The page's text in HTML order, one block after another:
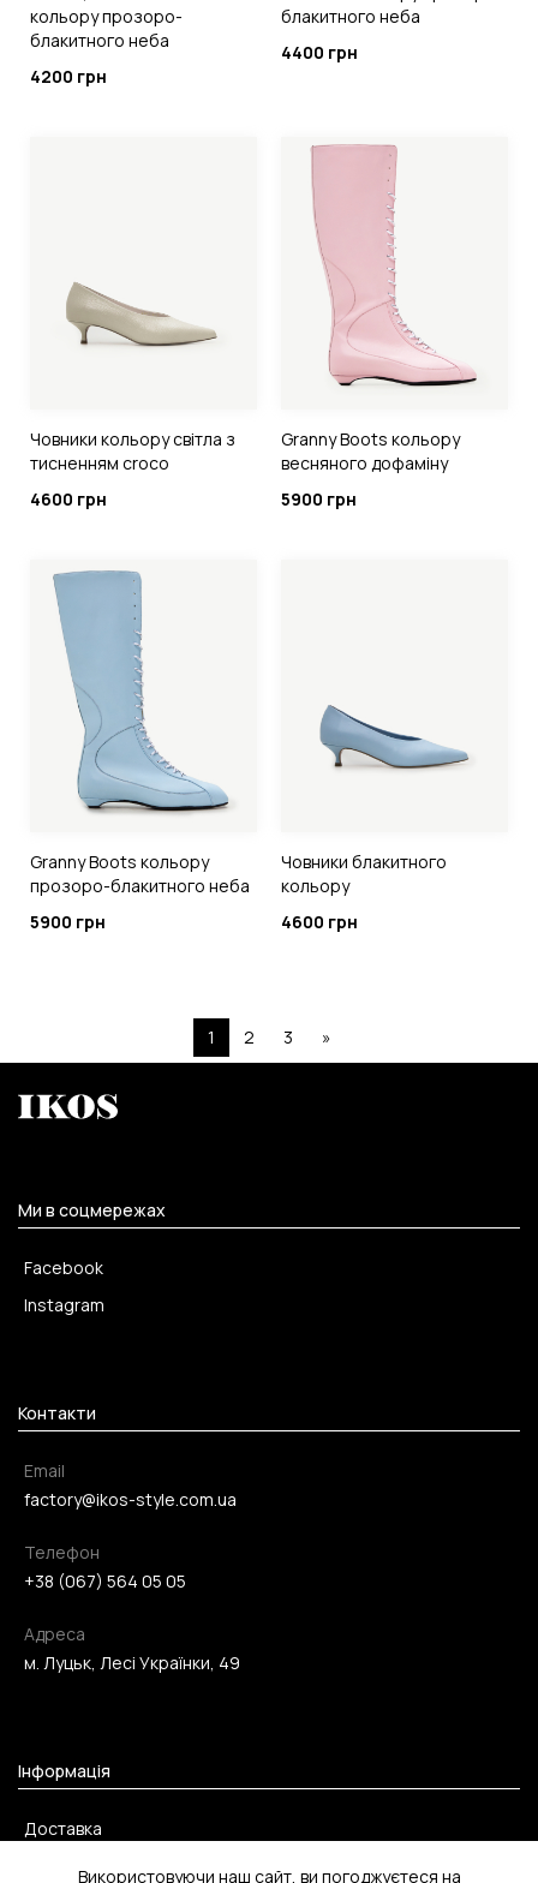
кольору прозоро-
блакитного неба
4200 грн
блакитного неба
4400 грн
Човники кольору світла з
тисненням croco
4600 грн
Granny Boots кольору
весняного дофаміну
5900 грн
Granny Boots кольору
прозоро-блакитного неба
5900 грн
Човники блакитного
кольору
4600 грн
1 2 3 »
Ми в соцмережах
Facebook
Instagram
Контакти
Email
factory@ikos-style.com.ua
Телефон
+38 (067) 564 05 05
Адреса
м. Луцьк, Лесі Українки, 49
Інформація
Доставка
Використовуючи наш сайт, ви погоджуєтеся на